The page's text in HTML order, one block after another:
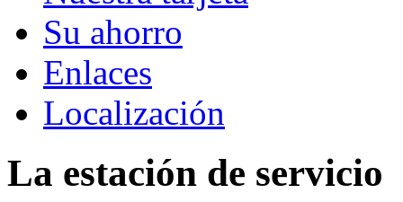
Su ahorro
Enlaces
Localización
La estación de servicio